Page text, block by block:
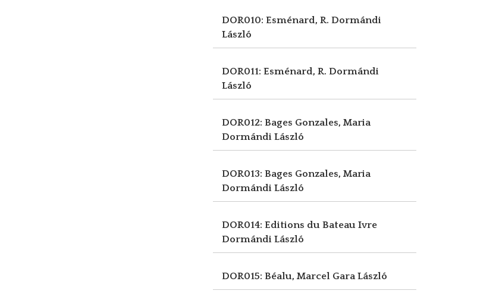
DOR010: Esménard, R. Dormándi
László
DOR011: Esménard, R. Dormándi
László
DOR012: Bages Gonzales, Maria
Dormándi László
DOR013: Bages Gonzales, Maria
Dormándi László
DOR014: Editions du Bateau Ivre
Dormándi László
DOR015: Béalu, Marcel Gara László